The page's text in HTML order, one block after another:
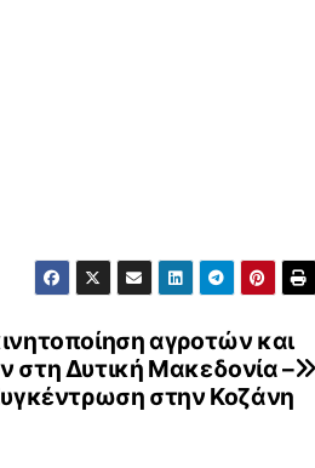
αγροτών και
στη Δυτική Μακεδονία –
στην Κοζάνη